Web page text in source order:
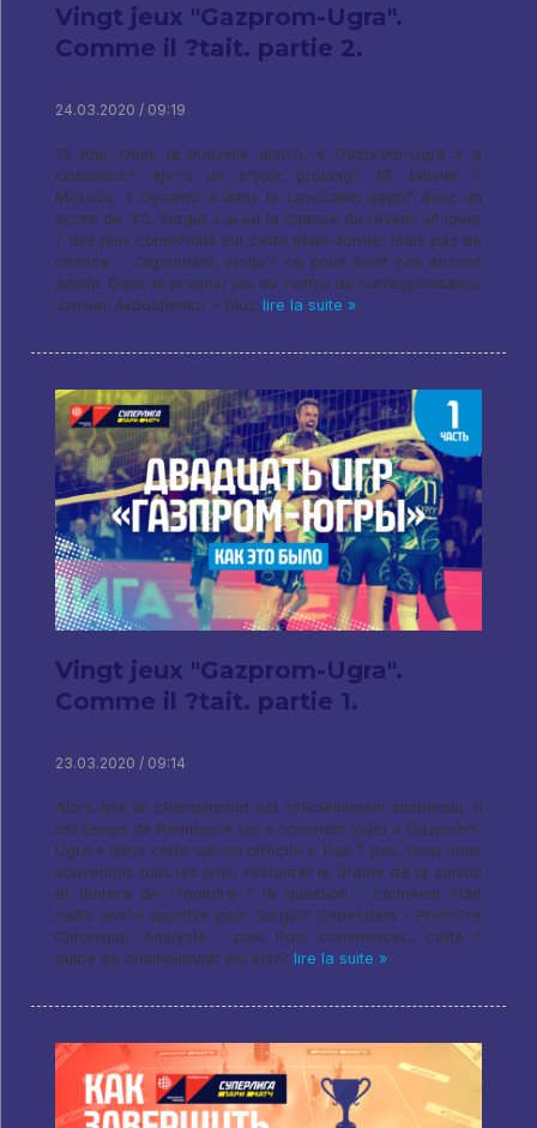
Vingt jeux "Gazprom-Ugra".
Comme il ?tait. partie 2.
24.03.2020 / 09:19
13 tour. Dans la nouvelle ann?e, « Gazprom-Ugra » a
commenc? apr?s un s?jour prolong? 18 Janvier ?
Moscou. « Dynamo » dans le Lavochkin gagn? avec un
score de 3:0. Surgut J'ai eu la chance de revenir et jouer
? des jeux comp?titifs sur cette plate-forme, mais pas de
chance ... Cependant, jusqu'? ce point avait pas encore
atteint. Dans le premier jeu de l'offre de correspondance
Janvier Avdochenko + bloc lire la suite »
Vingt jeux "Gazprom-Ugra".
Comme il ?tait. partie 1.
23.03.2020 / 09:14
Alors que le championnat est officiellement suspendu, il
est temps de Reminisce sur « comment jouer » Gazprom-
Ugra « dans cette saison difficile ». Pas ? pas, nous nous
souvenons tous les jeux, restaurer le drame de la saison
et tentera de r?pondre ? la question - comment ?tait
cette ann?e sportive pour Surgut? Cependant - Premi?re
Chronique, Analyste - puis. Pour commencer,, cette ?
quipe de championnat est entr? lire la suite »